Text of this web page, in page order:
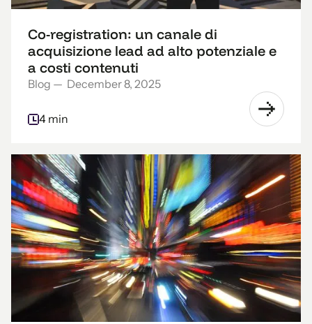
Co-registration: un canale di
acquisizione lead ad alto potenziale e
a costi contenuti
Blog — December 8, 2025
4 min